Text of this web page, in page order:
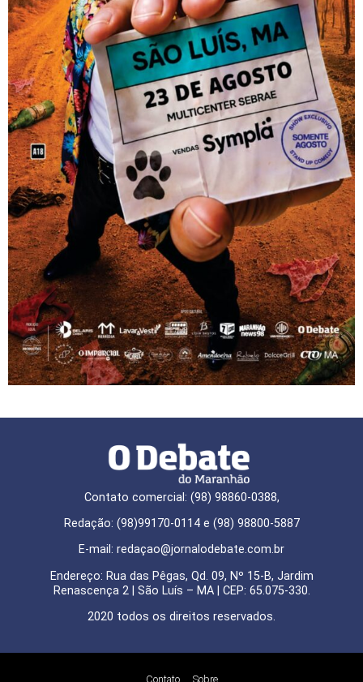
Contato comercial: (98) 98860-0388,
Redação: (98)99170-0114 e (98) 98800-5887
E-mail: redaçao@jornalodebate.com.br
Endereço: Rua das Pêgas, Qd. 09, Nº 15-B, Jardim
Renascença 2 | São Luís – MA | CEP: 65.075-330.
2020 todos os direitos reservados.
Contato Sobre